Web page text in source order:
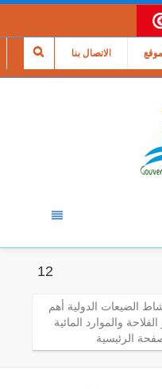
الاتصال بنا
12
الضيعات الدولية أهم
والموارد المائية
الرئيسية